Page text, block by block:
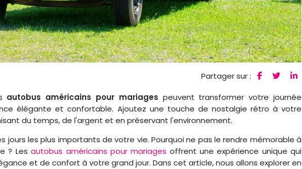
Partager sur :
autobus américains pour mariages peuvent transformer votre journée
élégante et confortable. Ajoutez une touche de nostalgie rétro à votre
du temps, de l'argent et en préservant l'environnement.
jours les plus importants de votre vie. Pourquoi ne pas le rendre mémorable à
? Lesautobus américains pour mariages offrent une expérience unique qui
et de confort à votre grand jour. Dans cet article, nous allons explorer en